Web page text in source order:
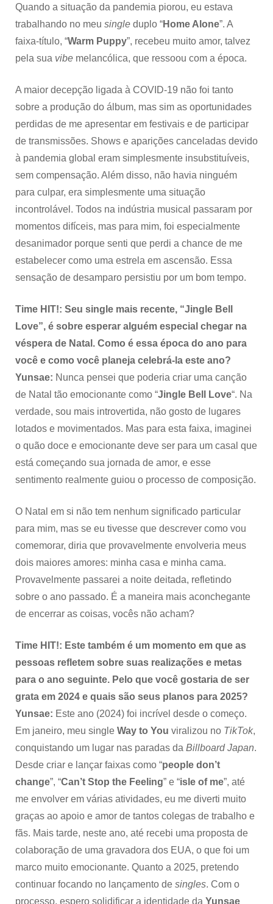
Quando a situação da pandemia piorou, eu estava
trabalhando no meu single duplo “Home Alone”. A
faixa-título, “Warm Puppy”, recebeu muito amor, talvez
pela sua vibe melancólica, que ressoou com a época.
A maior decepção ligada à COVID-19 não foi tanto
sobre a produção do álbum, mas sim as oportunidades
perdidas de me apresentar em festivais e de participar
de transmissões. Shows e aparições canceladas devido
à pandemia global eram simplesmente insubstituíveis,
sem compensação. Além disso, não havia ninguém
para culpar, era simplesmente uma situação
incontrolável. Todos na indústria musical passaram por
momentos difíceis, mas para mim, foi especialmente
desanimador porque senti que perdi a chance de me
estabelecer como uma estrela em ascensão. Essa
sensação de desamparo persistiu por um bom tempo.
Time HIT!: Seu single mais recente, “Jingle Bell
Love”, é sobre esperar alguém especial chegar na
véspera de Natal. Como é essa época do ano para
você e como você planeja celebrá-la este ano?
Yunsae: Nunca pensei que poderia criar uma canção
de Natal tão emocionante como “Jingle Bell Love“. Na
verdade, sou mais introvertida, não gosto de lugares
lotados e movimentados. Mas para esta faixa, imaginei
o quão doce e emocionante deve ser para um casal que
está começando sua jornada de amor, e esse
sentimento realmente guiou o processo de composição.
O Natal em si não tem nenhum significado particular
para mim, mas se eu tivesse que descrever como vou
comemorar, diria que provavelmente envolveria meus
dois maiores amores: minha casa e minha cama.
Provavelmente passarei a noite deitada, refletindo
sobre o ano passado. É a maneira mais aconchegante
de encerrar as coisas, vocês não acham?
Time HIT!: Este também é um momento em que as
pessoas refletem sobre suas realizações e metas
para o ano seguinte. Pelo que você gostaria de ser
grata em 2024 e quais são seus planos para 2025?
Yunsae: Este ano (2024) foi incrível desde o começo.
Em janeiro, meu single Way to You viralizou no TikTok,
conquistando um lugar nas paradas da Billboard Japan.
Desde criar e lançar faixas como “people don’t
change”, “Can’t Stop the Feeling” e “isle of me”, até
me envolver em várias atividades, eu me diverti muito
graças ao apoio e amor de tantos colegas de trabalho e
fãs. Mais tarde, neste ano, até recebi uma proposta de
colaboração de uma gravadora dos EUA, o que foi um
marco muito emocionante. Quanto a 2025, pretendo
continuar focando no lançamento de singles. Com o
processo, espero solidificar a identidade da Yunsae